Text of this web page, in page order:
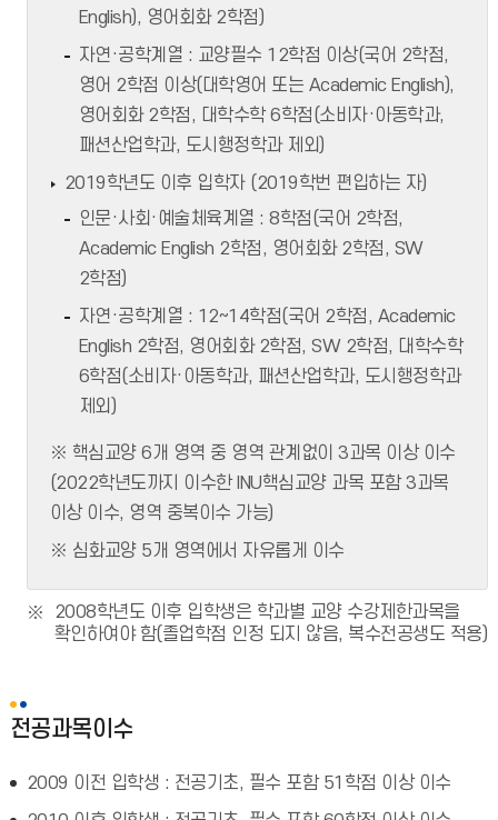
English), 영어회화 2학점)
자연·공학계열 : 교양필수 12학점 이상(국어 2학점,
영어 2학점 이상(대학영어 또는 Academic English),
영어회화 2학점, 대학수학 6학점(소비자·아동학과,
패션산업학과, 도시행정학과 제외)
2019학년도 이후 입학자 (2019학번 편입하는 자)
인문·사회·예술체육계열 : 8학점(국어 2학점,
Academic English 2학점, 영어회화 2학점, SW
2학점)
자연·공학계열 : 12~14학점(국어 2학점, Academic
English 2학점, 영어회화 2학점, SW 2학점, 대학수학
6학점(소비자·아동학과, 패션산업학과, 도시행정학과
제외)
※ 핵심교양 6개 영역 중 영역 관계없이 3과목 이상 이수
(2022학년도까지 이수한 INU핵심교양 과목 포함 3과목
이상 이수, 영역 중복이수 가능)
※ 심화교양 5개 영역에서 자유롭게 이수
2008학년도 이후 입학생은 학과별 교양 수강제한과목을
확인하여야 함(졸업학점 인정 되지 않음, 복수전공생도 적용)
전공과목이수
2009 이전 입학생 : 전공기초, 필수 포함 51학점 이상 이수